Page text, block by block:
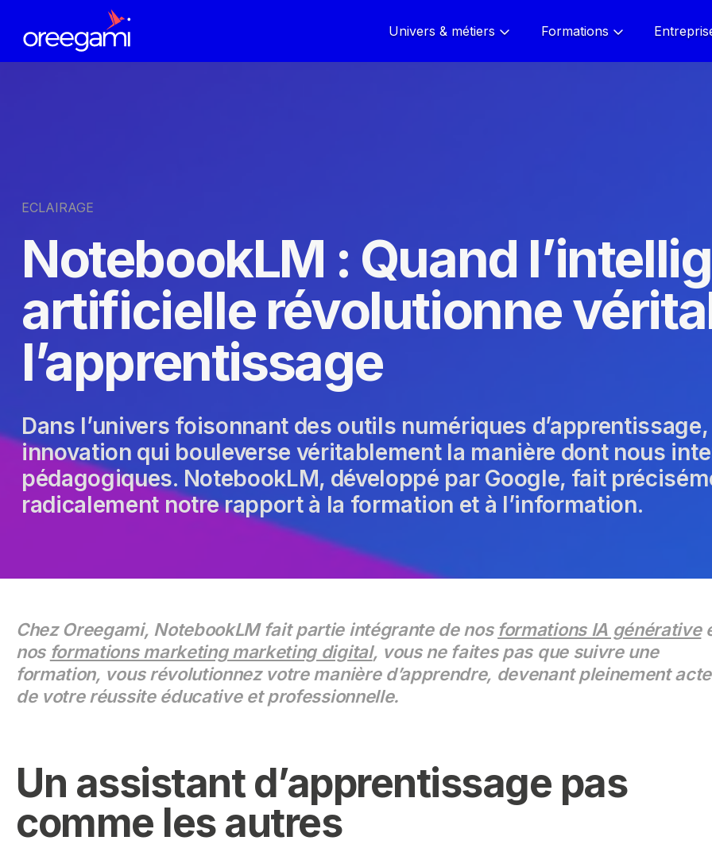
Univers & métiers Formations
ECLAIRAGE
NotebookLM : Quand
artificielle révolutionne
l’apprentissage
Dans l’univers foisonnant des outils numériques
innovation qui bouleverse véritablement la manière dont nous
pédagogiques. NotebookLM, développé par Google, fait
radicalement notre rapport à la formation et à l’information.
Chez Oreegami, NotebookLM fait partie intégrante de nos formations IA générative
nos formations marketing marketing digital, vous ne faites pas que suivre une
formation, vous révolutionnez votre manière d’apprendre, devenant pleinement
de votre réussite éducative et professionnelle.
Un assistant d’apprentissage pas
comme les autres